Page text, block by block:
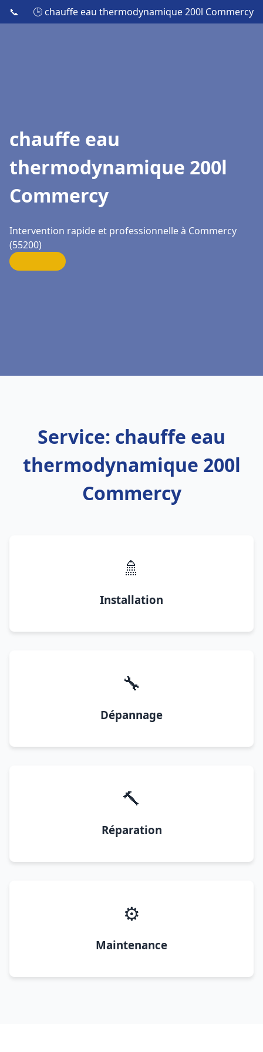
📞 🕒 chauffe eau thermodynamique 200l Commercy
chauffe eau
thermodynamique 200l
Commercy
Intervention rapide et professionnelle à Commercy
(55200)
Service: chauffe eau
thermodynamique 200l
Commercy
🚿
Installation
🔧
Dépannage
🔨
Réparation
⚙️
Maintenance